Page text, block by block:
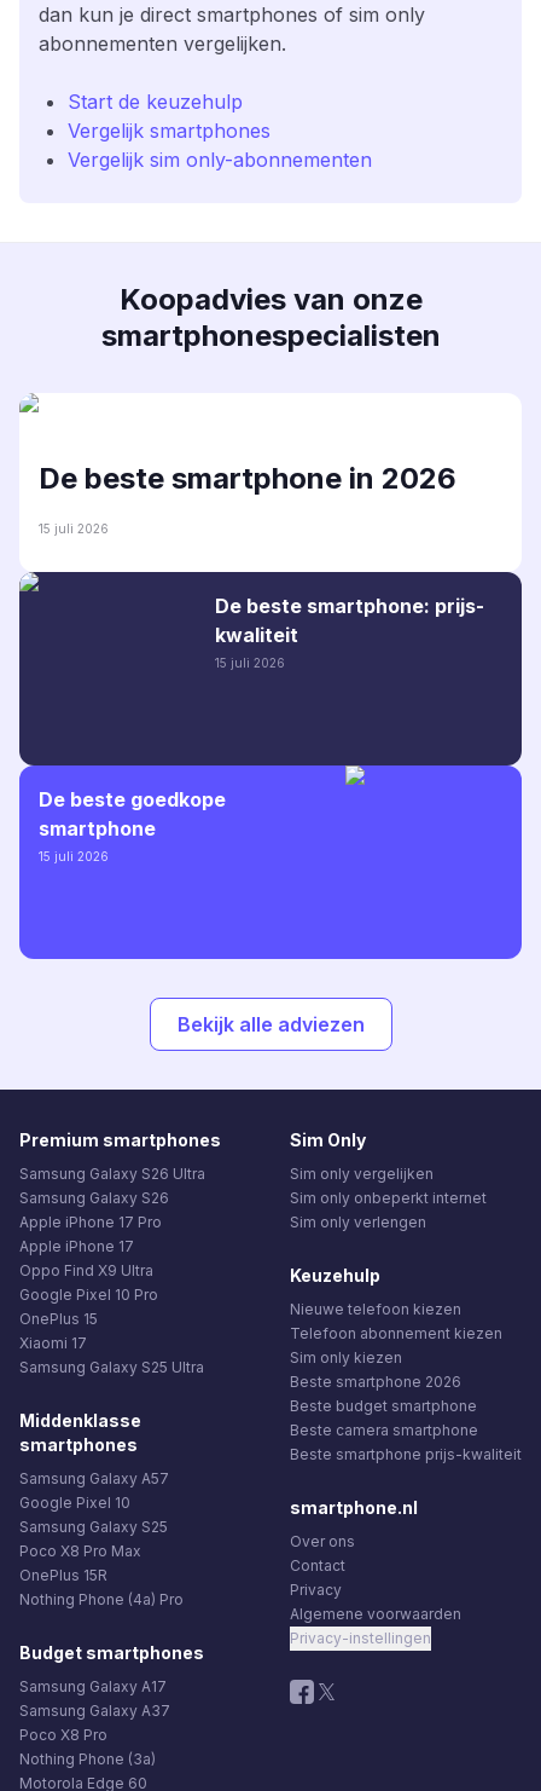
dan kun je direct smartphones of sim only
abonnementen vergelijken.
Start de keuzehulp
Vergelijk smartphones
Vergelijk sim only-abonnementen
Koopadvies van onze
smartphonespecialisten
De beste smartphone in 2026
15 juli 2026
De beste smartphone: prijs-
kwaliteit
15 juli 2026
De beste goedkope
smartphone
15 juli 2026
Bekijk alle adviezen
Premium smartphones
Samsung Galaxy S26 Ultra
Samsung Galaxy S26
Apple iPhone 17 Pro
Apple iPhone 17
Oppo Find X9 Ultra
Google Pixel 10 Pro
OnePlus 15
Xiaomi 17
Samsung Galaxy S25 Ultra
Middenklasse
smartphones
Samsung Galaxy A57
Google Pixel 10
Samsung Galaxy S25
Poco X8 Pro Max
OnePlus 15R
Nothing Phone (4a) Pro
Budget smartphones
Samsung Galaxy A17
Samsung Galaxy A37
Poco X8 Pro
Nothing Phone (3a)
Motorola Edge 60
Sim Only
Sim only vergelijken
Sim only onbeperkt internet
Sim only verlengen
Keuzehulp
Nieuwe telefoon kiezen
Telefoon abonnement kiezen
Sim only kiezen
Beste smartphone 2026
Beste budget smartphone
Beste camera smartphone
Beste smartphone prijs-kwaliteit
smartphone.nl
Over ons
Contact
Privacy
Algemene voorwaarden
Privacy-instellingen